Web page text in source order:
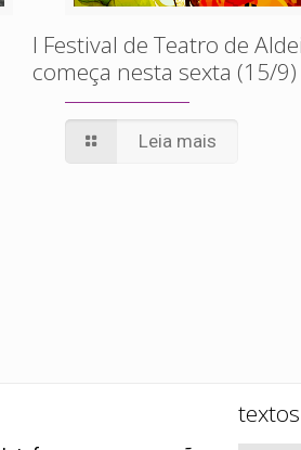
I Festival de Teatro de
começa nesta sexta (15/9)
Leia mais